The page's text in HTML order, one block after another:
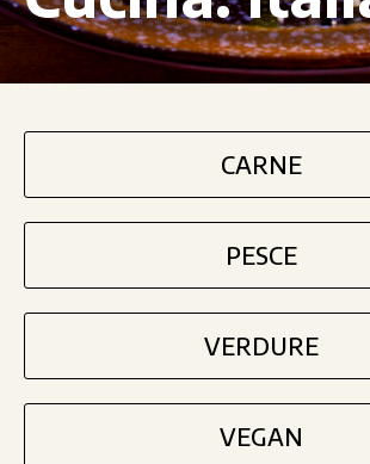
CARNE
PESCE
VERDURE
VEGAN